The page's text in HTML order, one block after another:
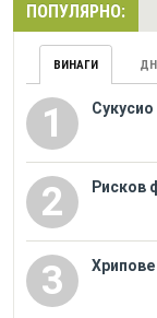
ПОПУЛЯРНО:
ВИНАГИ
1
2 Рисков
3